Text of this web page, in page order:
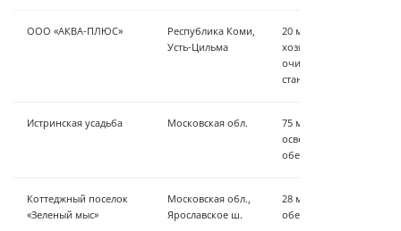
ООО «АКВА-ПЛЮС»
Республика Коми,
Усть-Цильма
20 м³/ч — комплексы
хозяйство, станция
очистка, УФ-
станции
Истринская усадьба Московская обл.
75 м³/ч – дозирующий
осветление, насосная
обеззараживание
Коттеджный поселок
«Зеленый мыс»
Московская обл.,
Ярославское ш.
28 м³/ч - осветление,
обеззараживание